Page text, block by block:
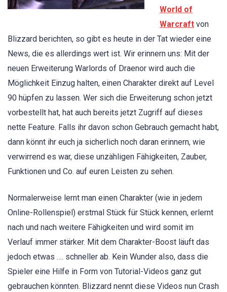
World of
Warcraft von
Blizzard berichten, so gibt es heute in der Tat wieder eine
News, die es allerdings wert ist. Wir erinnern uns: Mit der
neuen Erweiterung Warlords of Draenor wird auch die
Möglichkeit Einzug halten, einen Charakter direkt auf Level
90 hüpfen zu lassen. Wer sich die Erweiterung schon jetzt
vorbestellt hat, hat auch bereits jetzt Zugriff auf dieses
nette Feature. Falls ihr davon schon Gebrauch gemacht habt,
dann könnt ihr euch ja sicherlich noch daran erinnern, wie
verwirrend es war, diese unzähligen Fähigkeiten, Zauber,
Funktionen und Co. auf euren Leisten zu sehen.
Normalerweise lernt man einen Charakter (wie in jedem
Online-Rollenspiel) erstmal Stück für Stück kennen, erlernt
nach und nach weitere Fähigkeiten und wird somit im
Verlauf immer stärker. Mit dem Charakter-Boost läuft das
jedoch etwas …. schneller ab. Kein Wunder also, dass die
Spieler eine Hilfe in Form von Tutorial-Videos ganz gut
gebrauchen könnten. Blizzard nennt diese Videos nun Crash